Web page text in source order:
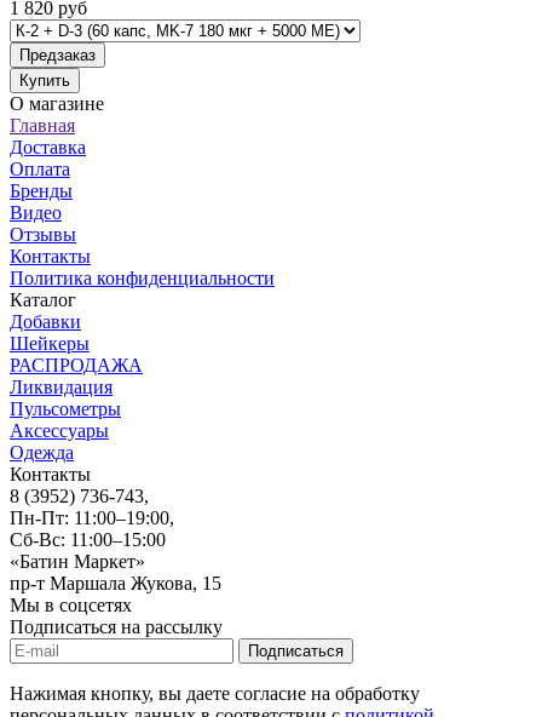
1 820 руб
Предзаказ
Купить
О магазине
Главная
Доставка
Оплата
Бренды
Видео
Отзывы
Контакты
Политика конфиденциальности
Каталог
Добавки
Шейкеры
РАСПРОДАЖА
Ликвидация
Пульсометры
Аксессуары
Одежда
Контакты
8 (3952) 736-743,
Пн-Пт: 11:00–19:00,
Сб-Вс: 11:00–15:00
«Батин Маркет»
пр-т Маршала Жукова, 15
Мы в соцсетях
Подписаться на рассылку
Нажимая кнопку, вы даете согласие на обработку